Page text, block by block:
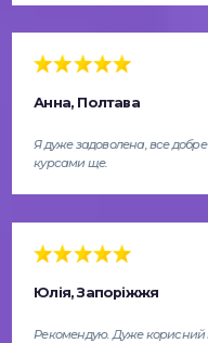
Анна, Полтава
Я дуже задоволена, все
курсами ще.
Юлія, Запоріжжя
Рекомендую. Дуже корисний